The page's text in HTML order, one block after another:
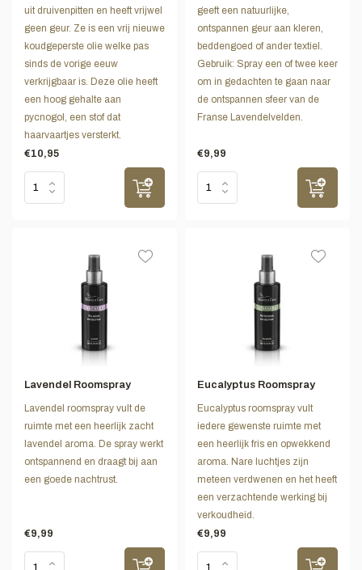
uit druivenpitten en heeft vrijwel
geen geur. Ze is een vrij nieuwe
koudgeperste olie welke pas
sinds de vorige eeuw
verkrijgbaar is. Deze olie heeft
een hoog gehalte aan
pycnogol, een stof dat
haarvaartjes versterkt.
€10,95
geeft een natuurlijke,
ontspannen geur aan kleren,
beddengoed of ander textiel.
Gebruik: Spray een of twee keer
om in gedachten te gaan naar
de ontspannen sfeer van de
Franse Lavendelvelden.
€9,99
Lavendel Roomspray
Lavendel roomspray vult de
ruimte met een heerlijk zacht
lavendel aroma. De spray werkt
ontspannend en draagt bij aan
een goede nachtrust.
€9,99
Eucalyptus Roomspray
Eucalyptus roomspray vult
iedere gewenste ruimte met
een heerlijk fris en opwekkend
aroma. Nare luchtjes zijn
meteen verdwenen en het heeft
een verzachtende werking bij
verkoudheid.
€9,99